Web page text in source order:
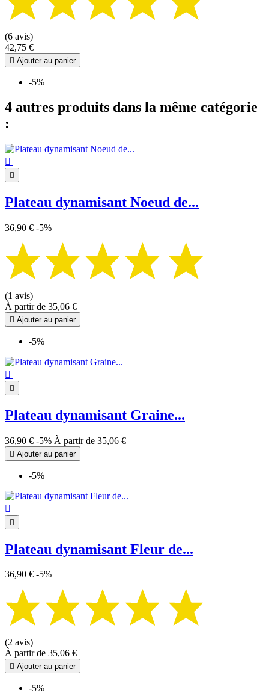
(6 avis)
42,75 €
 Ajouter au panier
-5%
4 autres produits dans la même catégorie
:
 |

Plateau dynamisant Noeud de...
36,90 € -5%
(1 avis)
À partir de 35,06 €
 Ajouter au panier
-5%
 |

Plateau dynamisant Graine...
36,90 € -5% À partir de 35,06 €
 Ajouter au panier
-5%
 |

Plateau dynamisant Fleur de...
36,90 € -5%
(2 avis)
À partir de 35,06 €
 Ajouter au panier
-5%